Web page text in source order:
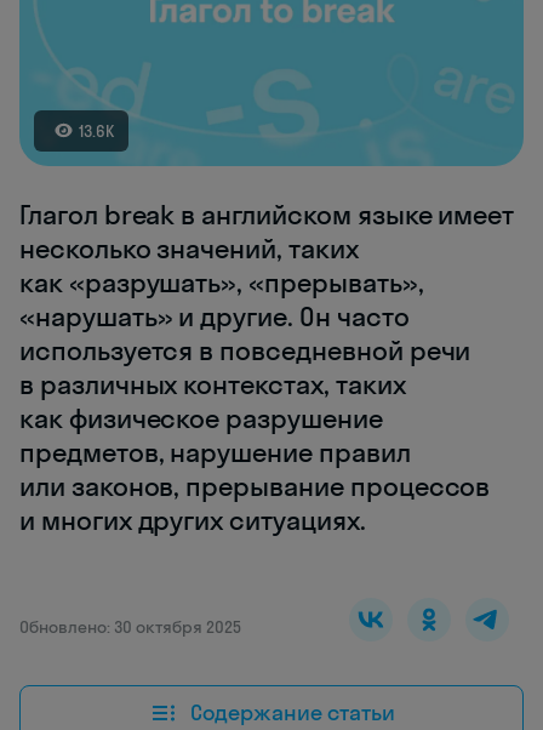
13.6K
Глагол break в английском языке имеет
несколько значений, таких
как «разрушать», «прерывать»,
«нарушать» и другие. Он часто
используется в повседневной речи
в различных контекстах, таких
как физическое разрушение
предметов, нарушение правил
или законов, прерывание процессов
и многих других ситуациях.
Обновлено: 30 октября 2025
Содержание статьи